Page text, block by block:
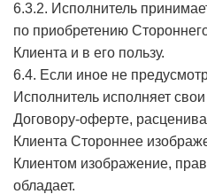
6.3.2. Исполнитель
по приобретению
Клиента и в его пользу.
6.4. Если иное не
Исполнитель исполняет
Договору-оферте,
Клиента Стороннее
Клиентом изображение,
обладает.